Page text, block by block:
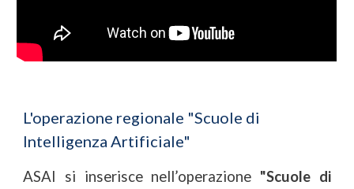
L'operazione regionale "Scuole di
Intelligenza Artificiale"
ASAI si inserisce nell’operazione "Scuole di